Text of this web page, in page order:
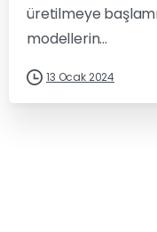
üretilmeye
modellerin...
13 Ocak 2024